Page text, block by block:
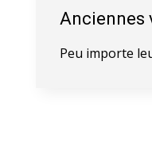
Anciennes
Peu importe